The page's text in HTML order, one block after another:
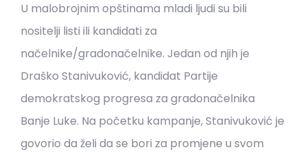
U malobrojnim opštinama mladi ljudi su bili
nositelji listi ili kandidati za
načelnike/gradonačelnike. Jedan od njih je
Draško Stanivuković, kandidat Partije
demokratskog progresa za gradonačelnika
Banje Luke. Na početku kampanje, Stanivuković je
govorio da želi da se bori za promjene u svom